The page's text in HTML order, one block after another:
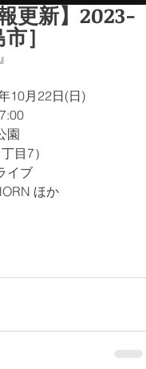
更新】2023-
］
10月22日(日)
園
目7）
イブ
ほか